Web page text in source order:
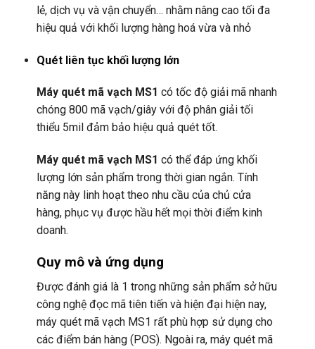
lẻ, dịch vụ và vận chuyển… nhằm nâng cao tối đa
hiệu quả với khối lượng hàng hoá vừa và nhỏ
Quét liên tục khối lượng lớn
Máy quét mã vạch MS1 có tốc độ giải mã nhanh
chóng 800 mã vạch/giây với độ phân giải tối
thiểu 5mil đảm bảo hiệu quả quét tốt.
Máy quét mã vạch MS1 có thể đáp ứng khối
lượng lớn sản phẩm trong thời gian ngắn. Tính
năng này linh hoạt theo nhu cầu của chủ cửa
hàng, phục vụ được hầu hết mọi thời điểm kinh
doanh.
Quy mô và ứng dụng
Được đánh giá là 1 trong những sản phẩm sở hữu
công nghệ đọc mã tiên tiến và hiện đại hiện nay,
máy quét mã vạch MS1 rất phù hợp sử dụng cho
các điểm bán hàng (POS). Ngoài ra, máy quét mã